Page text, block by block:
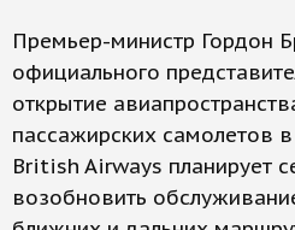
Премьер-министр Гордон
официального
открытие
пассажирских самолетов
British Airways планирует
возобновить